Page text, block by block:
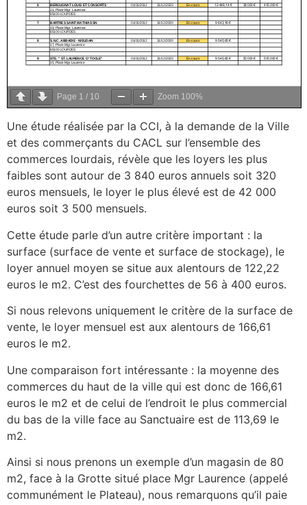
Page 1 / 10 Zoom 100%
Une étude réalisée par la CCI, à la demande de la Ville
et des commerçants du CACL sur l’ensemble des
commerces lourdais, révèle que les loyers les plus
faibles sont autour de 3 840 euros annuels soit 320
euros mensuels, le loyer le plus élevé est de 42 000
euros soit 3 500 mensuels.
Cette étude parle d’un autre critère important : la
surface (surface de vente et surface de stockage), le
loyer annuel moyen se situe aux alentours de 122,22
euros le m2. C’est des fourchettes de 56 à 400 euros.
Si nous relevons uniquement le critère de la surface de
vente, le loyer mensuel est aux alentours de 166,61
euros le m2.
Une comparaison fort intéressante : la moyenne des
commerces du haut de la ville qui est donc de 166,61
euros le m2 et de celui de l’endroit le plus commercial
du bas de la ville face au Sanctuaire est de 113,69 le
m2.
Ainsi si nous prenons un exemple d’un magasin de 80
m2, face à la Grotte situé place Mgr Laurence (appelé
communément le Plateau), nous remarquons qu’il paie